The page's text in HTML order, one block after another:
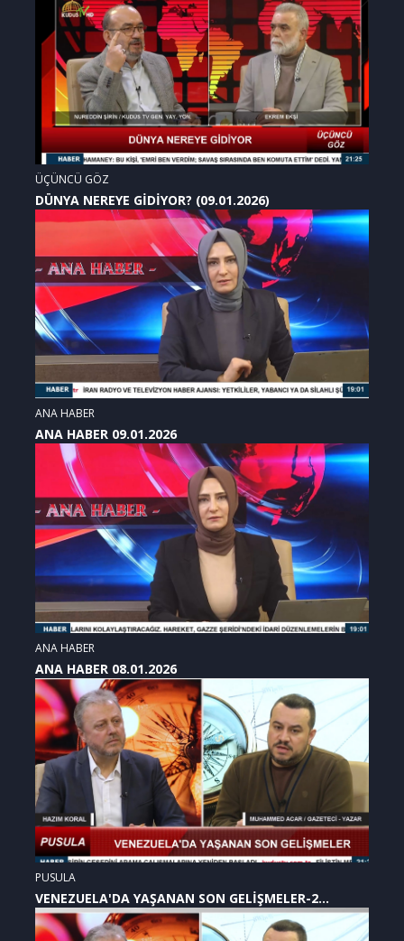
ÜÇÜNCÜ GÖZ
DÜNYA NEREYE GİDİYOR? (09.01.2026)
ANA HABER
ANA HABER 09.01.2026
ANA HABER
ANA HABER 08.01.2026
PUSULA
VENEZUELA'DA YAŞANAN SON GELİŞMELER-2
(07.01.2026)